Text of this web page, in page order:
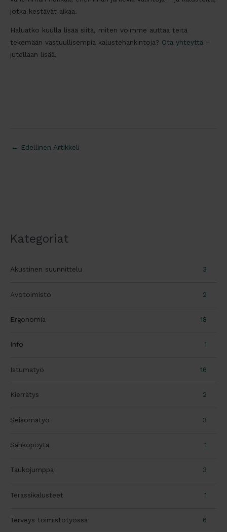
jotka kestävät aikaa.
Haluatko kuulla lisää siitä, miten voimme auttaa teitä
tekemään vastuullisempia kalustehankintoja? Ota yhteyttä –
jutellaan lisää.
← Edellinen Artikkeli
Kategoriat
Akustinen suunnittelu 3
Avotoimisto 2
Ergonomia 18
Info 1
Istumatyö 16
Kierrätys 2
Seisomatyö 3
Sähköpöytä 1
Taukojumppa 3
Terassikalusteet 1
Terveys toimistotyössä 6